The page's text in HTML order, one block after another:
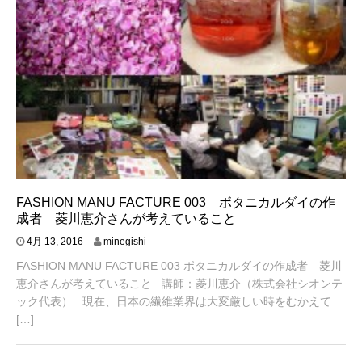
FASHION MANU FACTURE 003 ボタニカルダイの作
成者 菱川恵介さんが考えていること
4月 13, 2016
1
1
,
2
minegishi
FASHION MANU FACTURE 003 ボタニカルダイの作成者 菱川
恵介さんが考えていること 講師：菱川恵介（株式会社シオンテ
ック代表） 現在、日本の繊維業界は大変厳しい時をむかえて
[…]